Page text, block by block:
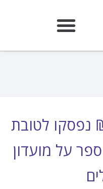
של 20,000 ₪ נפסקו לטובת
על מועדון